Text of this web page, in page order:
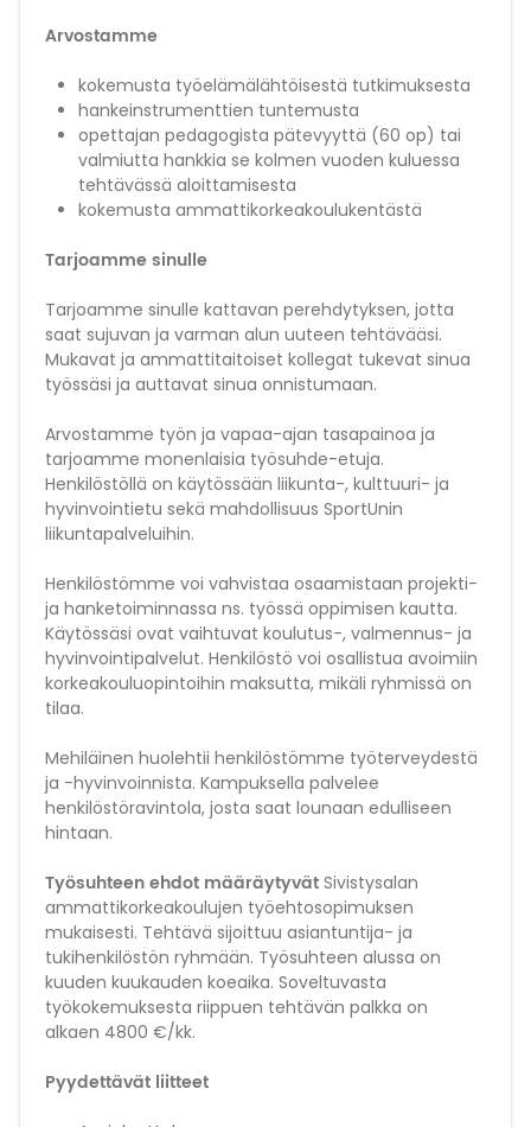
Arvostamme
kokemusta työelämälähtöisestä tutkimuksesta
hankeinstrumenttien tuntemusta
opettajan pedagogista pätevyyttä (60 op) tai
valmiutta hankkia se kolmen vuoden kuluessa
tehtävässä aloittamisesta
kokemusta ammattikorkeakoulukentästä
Tarjoamme sinulle
Tarjoamme sinulle kattavan perehdytyksen, jotta
saat sujuvan ja varman alun uuteen tehtävääsi.
Mukavat ja ammattitaitoiset kollegat tukevat sinua
työssäsi ja auttavat sinua onnistumaan.
Arvostamme työn ja vapaa-ajan tasapainoa ja
tarjoamme monenlaisia työsuhde-etuja.
Henkilöstöllä on käytössään liikunta-, kulttuuri- ja
hyvinvointietu sekä mahdollisuus SportUnin
liikuntapalveluihin.
Henkilöstömme voi vahvistaa osaamistaan projekti-
ja hanketoiminnassa ns. työssä oppimisen kautta.
Käytössäsi ovat vaihtuvat koulutus-, valmennus- ja
hyvinvointipalvelut. Henkilöstö voi osallistua avoimiin
korkeakouluopintoihin maksutta, mikäli ryhmissä on
tilaa.
Mehiläinen huolehtii henkilöstömme työterveydestä
ja -hyvinvoinnista. Kampuksella palvelee
henkilöstöravintola, josta saat lounaan edulliseen
hintaan.
Työsuhteen ehdot määräytyvät Sivistysalan
ammattikorkeakoulujen työehtosopimuksen
mukaisesti. Tehtävä sijoittuu asiantuntija- ja
tukihenkilöstön ryhmään. Työsuhteen alussa on
kuuden kuukauden koeaika. Soveltuvasta
työkokemuksesta riippuen tehtävän palkka on
alkaen 4800 €/kk.
Pyydettävät liitteet